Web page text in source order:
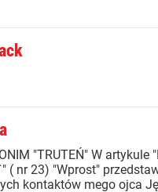
"TRUTEŃ" W artykule
( nr 23) "Wprost"
kontaktów mego ojca